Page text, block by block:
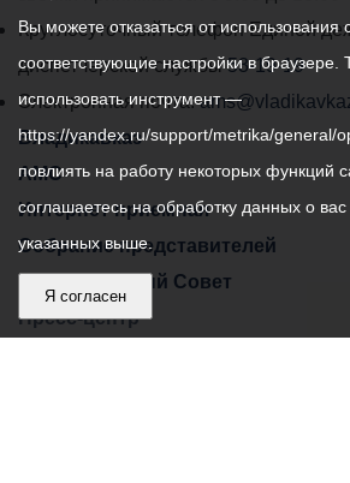
местного
самоуправления
города
Владикавказ:
Круглосуточный телефон Единой
диспетчерской службы53-19-19
Электронная почта:
Владикавказ
АМС
Интернет приемная
Собрание представителей
Общественный Совет
Пресс-центр
Вы можете отказаться от использования
соответствующие настройки в
использовать инструмент —
https://yandex.ru/support/metrika/general/
повлиять на работу некоторых функций
соглашаетесь на обработку данных о
указанных выше.
Я согласен